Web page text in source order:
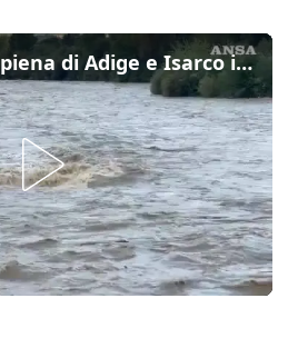
Sotto controllo la piena di Adige e Isarco in Alto Adige